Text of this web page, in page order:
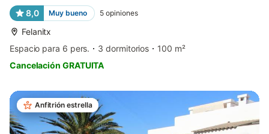
8,0 Muy bueno 5 opiniones
Felanitx
Espacio para 6 pers.
3 dormitorios
100 m²
Cancelación GRATUITA
Anfitrión estrella